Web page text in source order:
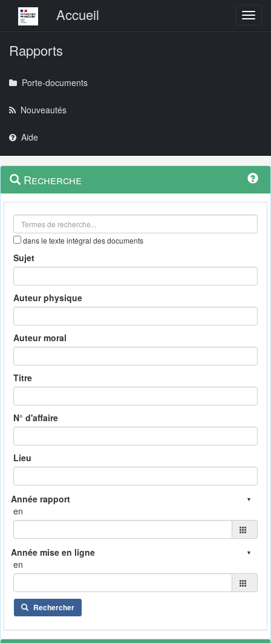
Menu principalAccueil
Rapports
Porte-documents
Nouveautés
Aide
Navigation
outils
Menu
contextuel
Recherche
dans le texte intégral des documents
Sujet
Auteur physique
Auteur moral
Titre
N° d'affaire
Lieu
en
en
Rechercher